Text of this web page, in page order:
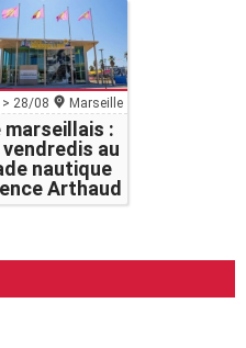
28/08 Marseille
marseillais :
vendredis au
nautique
Arthaud